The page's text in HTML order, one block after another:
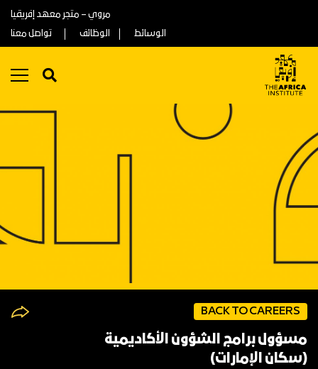
مروي – متجر معهد إفريقيا
الوسائط
الوظائف تواصل معنا
BACK TO CAREERS
مسؤول برامج الشؤون الأكاديمية
(سكان الإمارات)